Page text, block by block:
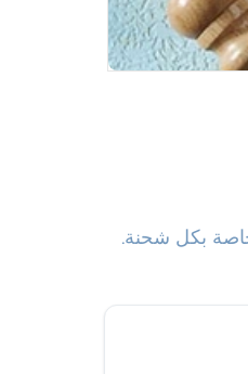
خاصة بكل شحنة.